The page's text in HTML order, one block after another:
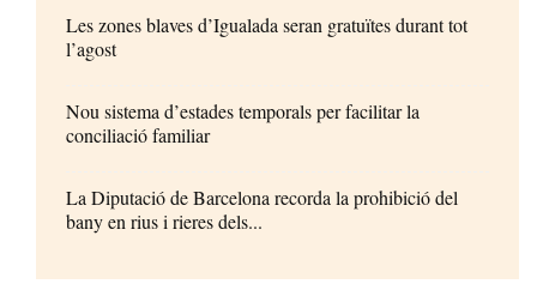
Les zones blaves d’Igualada seran gratuïtes durant tot
l’agost
Nou sistema d’estades temporals per facilitar la
conciliació familiar
La Diputació de Barcelona recorda la prohibició del
bany en rius i rieres dels...